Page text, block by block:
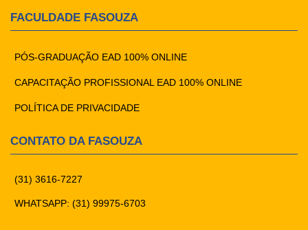
FACULDADE FASOUZA
PÓS-GRADUAÇÃO EAD 100% ONLINE
CAPACITAÇÃO PROFISSIONAL EAD 100% ONLINE
POLÍTICA DE PRIVACIDADE
CONTATO DA FASOUZA
(31) 3616-7227
WHATSAPP: (31) 99975-6703